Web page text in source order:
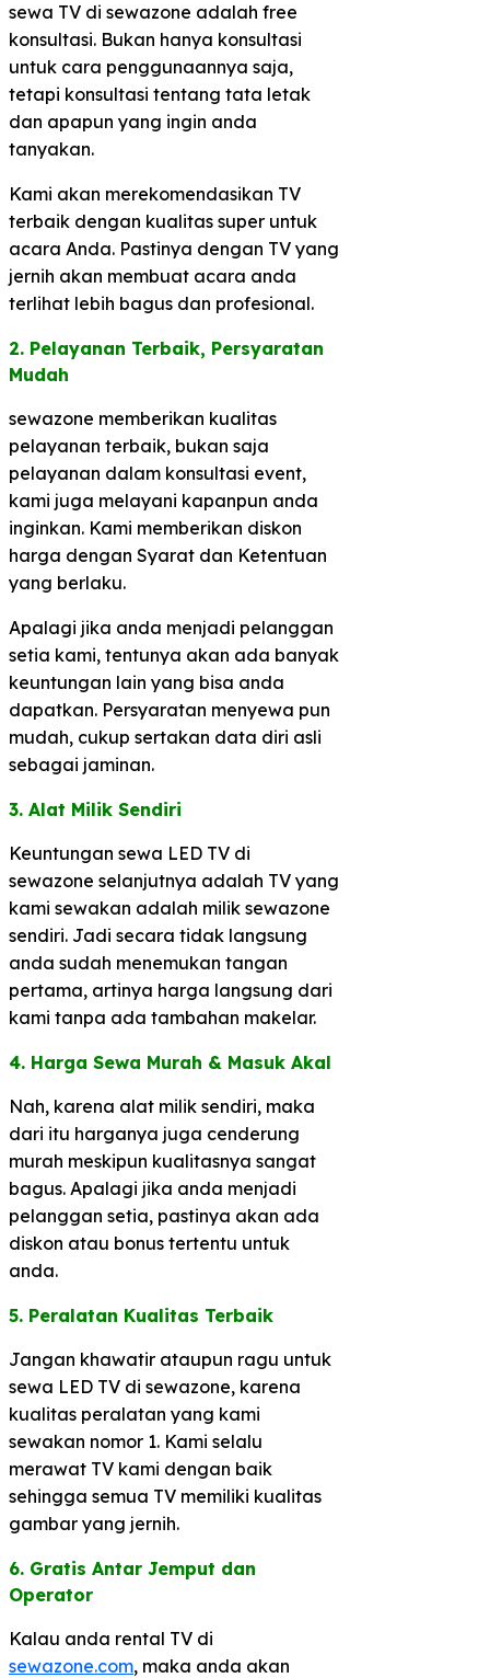
sewa TV di sewazone adalah free
konsultasi. Bukan hanya konsultasi
untuk cara penggunaannya saja,
tetapi konsultasi tentang tata letak
dan apapun yang ingin anda
tanyakan.
Kami akan merekomendasikan TV
terbaik dengan kualitas super untuk
acara Anda. Pastinya dengan TV yang
jernih akan membuat acara anda
terlihat lebih bagus dan profesional.
2. Pelayanan Terbaik, Persyaratan
Mudah​
sewazone memberikan kualitas
pelayanan terbaik, bukan saja
pelayanan dalam konsultasi event,
kami juga melayani kapanpun anda
inginkan. Kami memberikan diskon
harga dengan Syarat dan Ketentuan
yang berlaku.
Apalagi jika anda menjadi pelanggan
setia kami, tentunya akan ada banyak
keuntungan lain yang bisa anda
dapatkan. Persyaratan menyewa pun
mudah, cukup sertakan data diri asli
sebagai jaminan.
3. Alat Milik Sendiri​
Keuntungan sewa LED TV di
sewazone selanjutnya adalah TV yang
kami sewakan adalah milik sewazone
sendiri. Jadi secara tidak langsung
anda sudah menemukan tangan
pertama, artinya harga langsung dari
kami tanpa ada tambahan makelar.
​4. Harga Sewa Murah & Masuk Akal​
Nah, karena alat milik sendiri, maka
dari itu harganya juga cenderung
murah meskipun kualitasnya sangat
bagus. Apalagi jika anda menjadi
pelanggan setia, pastinya akan ada
diskon atau bonus tertentu untuk
anda.
5. Peralatan Kualitas Terbaik​
Jangan khawatir ataupun ragu untuk
sewa LED TV di sewazone, karena
kualitas peralatan yang kami
sewakan nomor 1. Kami selalu
merawat TV kami dengan baik
sehingga semua TV memiliki kualitas
gambar yang jernih.
6. Gratis Antar Jemput dan
Operator​
Kalau anda rental TV di
sewazone.com, maka anda akan